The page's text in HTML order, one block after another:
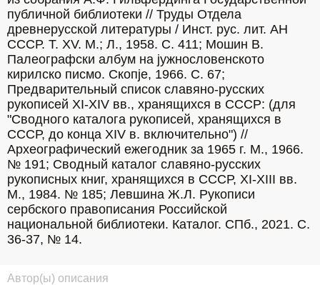
публичной библиотеки // Труды Отдела
древнерусской литературы / Инст. рус. лит. АН
СССР. Т. XV. М.; Л., 1958. С. 411; Мошин В.
Палеографски албум на jужнословенското
кирилско писмо. Скопjе, 1966. С. 67;
Предварительный список славяно-русских
рукописей XI-XIV вв., хранящихся в СССР: (для
"Сводного каталога рукописей, хранящихся в
СССР, до конца XIV в. включительно") //
Археографический ежегодник за 1965 г. М., 1966.
№ 191; Сводный каталог славяно-русских
рукописных книг, хранящихся в СССР, XI-XIII вв.
М., 1984. № 185; Левшина Ж.Л. Рукописи
сербского правописания Российской
национальной библиотеки. Каталог. СПб., 2021. С.
36-37, № 14.
Автор(ы) описания